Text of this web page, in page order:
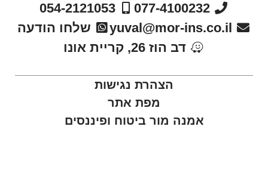
077-4100232
054-2121053
yuval@mor-ins.co.il
שלחו הודעה
דב הוז 26, קריית אונו
הצהרת נגישות
מפת אתר
אמנה מור ביטוח ופיננסים